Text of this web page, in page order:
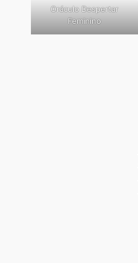
Oráculo Despertar
Feminino